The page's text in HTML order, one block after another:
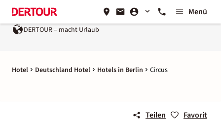
Menü
DERTOUR – macht Urlaub
Hotel Deutschland Hotel Hotels in Berlin Circus
Teilen Favorit